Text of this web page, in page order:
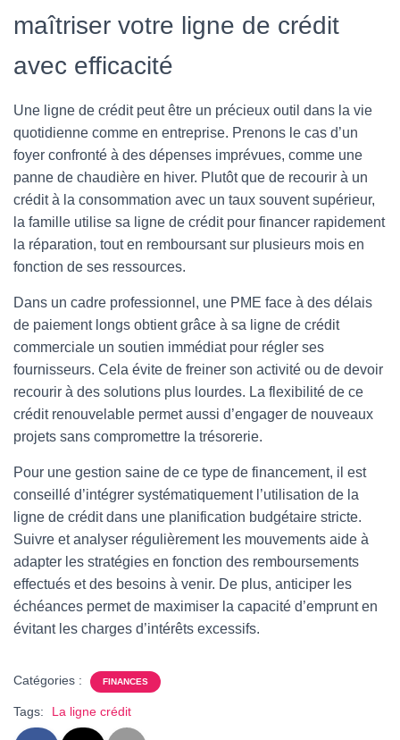
maîtriser votre ligne de crédit
avec efficacité
Une ligne de crédit peut être un précieux outil dans la vie
quotidienne comme en entreprise. Prenons le cas d’un
foyer confronté à des dépenses imprévues, comme une
panne de chaudière en hiver. Plutôt que de recourir à un
crédit à la consommation avec un taux souvent supérieur,
la famille utilise sa ligne de crédit pour financer rapidement
la réparation, tout en remboursant sur plusieurs mois en
fonction de ses ressources.
Dans un cadre professionnel, une PME face à des délais
de paiement longs obtient grâce à sa ligne de crédit
commerciale un soutien immédiat pour régler ses
fournisseurs. Cela évite de freiner son activité ou de devoir
recourir à des solutions plus lourdes. La flexibilité de ce
crédit renouvelable permet aussi d’engager de nouveaux
projets sans compromettre la trésorerie.
Pour une gestion saine de ce type de financement, il est
conseillé d’intégrer systématiquement l’utilisation de la
ligne de crédit dans une planification budgétaire stricte.
Suivre et analyser régulièrement les mouvements aide à
adapter les stratégies en fonction des remboursements
effectués et des besoins à venir. De plus, anticiper les
échéances permet de maximiser la capacité d’emprunt en
évitant les charges d’intérêts excessifs.
Catégories : FINANCES
Tags: La ligne crédit